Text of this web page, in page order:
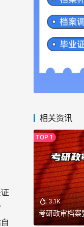
相关资讯
3.1K
考研政审档案